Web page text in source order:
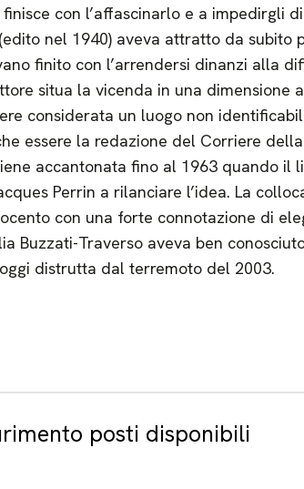
con l’affascinarlo e a impedirgli
nel 1940) aveva attratto da subito
finito con l’arrendersi dinanzi alla
situa la vicenda in una dimensione
considerata un luogo non
essere la redazione del Corriere
accantonata fino al 1963 quando il
Perrin a rilanciare l’idea. La
con una forte connotazione di
Buzzati-Traverso aveva ben
distrutta dal terremoto del 2003.
posti disponibili